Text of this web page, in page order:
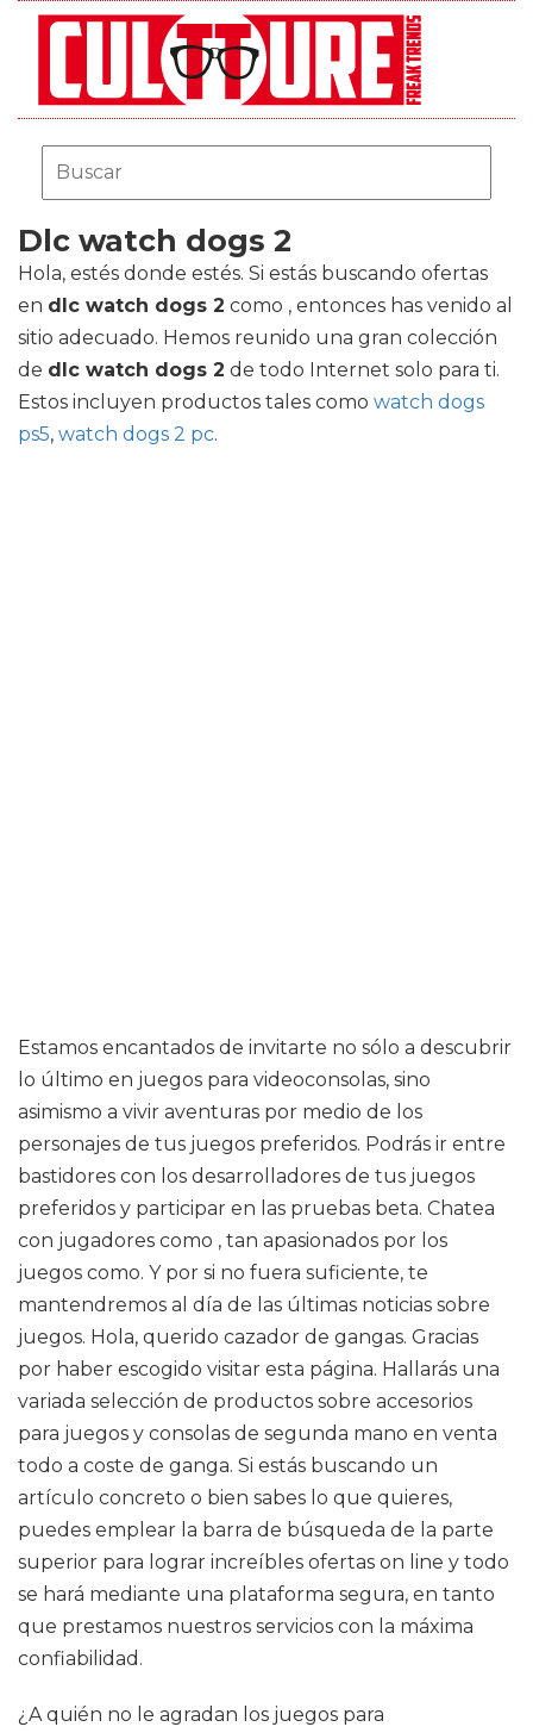
Dlc watch dogs 2
Hola, estés donde estés. Si estás buscando ofertas
en dlc watch dogs 2 como , entonces has venido al
sitio adecuado. Hemos reunido una gran colección
de dlc watch dogs 2 de todo Internet solo para ti.
Estos incluyen productos tales como watch dogs
ps5, watch dogs 2 pc.
Estamos encantados de invitarte no sólo a descubrir
lo último en juegos para videoconsolas, sino
asimismo a vivir aventuras por medio de los
personajes de tus juegos preferidos. Podrás ir entre
bastidores con los desarrolladores de tus juegos
preferidos y participar en las pruebas beta. Chatea
con jugadores como , tan apasionados por los
juegos como. Y por si no fuera suficiente, te
mantendremos al día de las últimas noticias sobre
juegos. Hola, querido cazador de gangas. Gracias
por haber escogido visitar esta página. Hallarás una
variada selección de productos sobre accesorios
para juegos y consolas de segunda mano en venta
todo a coste de ganga. Si estás buscando un
artículo concreto o bien sabes lo que quieres,
puedes emplear la barra de búsqueda de la parte
superior para lograr increíbles ofertas on line y todo
se hará mediante una plataforma segura, en tanto
que prestamos nuestros servicios con la máxima
confiabilidad.
¿A quién no le agradan los juegos para